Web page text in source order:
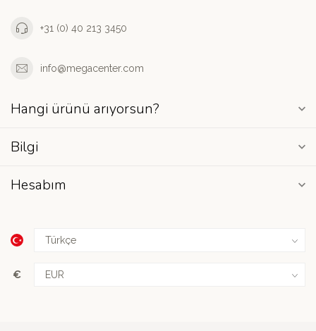
+31 (0) 40 213 3450
info@megacenter.com
Hangi ürünü arıyorsun?
Bilgi
Hesabım
€